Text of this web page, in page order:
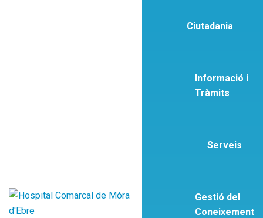
Ciutadania
Informació i
Tràmits
Serveis
Gestió del
Coneixement